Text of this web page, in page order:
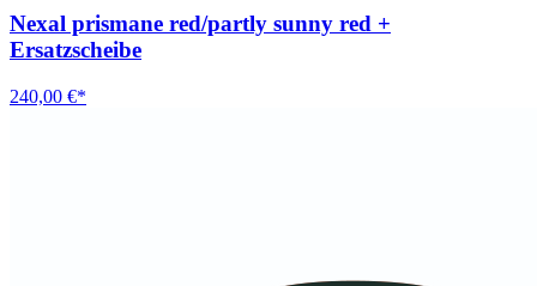
Nexal prismane red/partly sunny red +
Ersatzscheibe
240,00 €*